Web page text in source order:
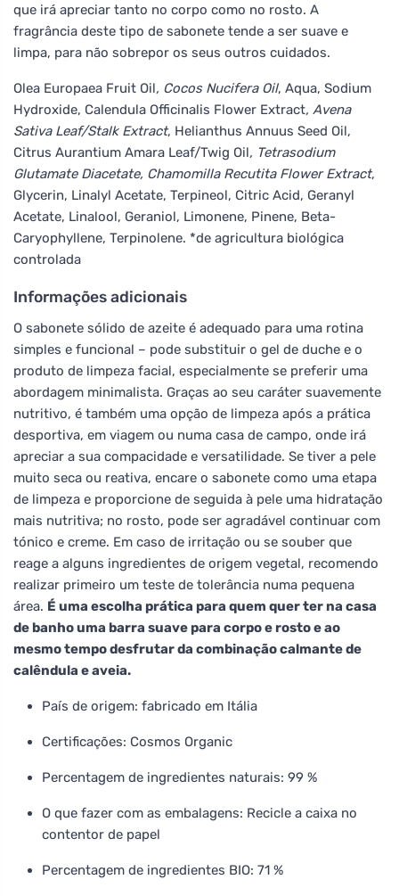
que irá apreciar tanto no corpo como no rosto. A
fragrância deste tipo de sabonete tende a ser suave e
limpa, para não sobrepor os seus outros cuidados.
Olea Europaea Fruit Oil, Cocos Nucifera Oil, Aqua, Sodium
Hydroxide, Calendula Officinalis Flower Extract, Avena
Sativa Leaf/Stalk Extract, Helianthus Annuus Seed Oil,
Citrus Aurantium Amara Leaf/Twig Oil, Tetrasodium
Glutamate Diacetate, Chamomilla Recutita Flower Extract,
Glycerin, Linalyl Acetate, Terpineol, Citric Acid, Geranyl
Acetate, Linalool, Geraniol, Limonene, Pinene, Beta-
Caryophyllene, Terpinolene. *de agricultura biológica
controlada
Informações adicionais
O sabonete sólido de azeite é adequado para uma rotina
simples e funcional – pode substituir o gel de duche e o
produto de limpeza facial, especialmente se preferir uma
abordagem minimalista. Graças ao seu caráter suavemente
nutritivo, é também uma opção de limpeza após a prática
desportiva, em viagem ou numa casa de campo, onde irá
apreciar a sua compacidade e versatilidade. Se tiver a pele
muito seca ou reativa, encare o sabonete como uma etapa
de limpeza e proporcione de seguida à pele uma hidratação
mais nutritiva; no rosto, pode ser agradável continuar com
tónico e creme. Em caso de irritação ou se souber que
reage a alguns ingredientes de origem vegetal, recomendo
realizar primeiro um teste de tolerância numa pequena
área. É uma escolha prática para quem quer ter na casa
de banho uma barra suave para corpo e rosto e ao
mesmo tempo desfrutar da combinação calmante de
calêndula e aveia.
País de origem: fabricado em Itália
Certificações: Cosmos Organic
Percentagem de ingredientes naturais: 99 %
O que fazer com as embalagens: Recicle a caixa no
contentor de papel
Percentagem de ingredientes BIO: 71 %